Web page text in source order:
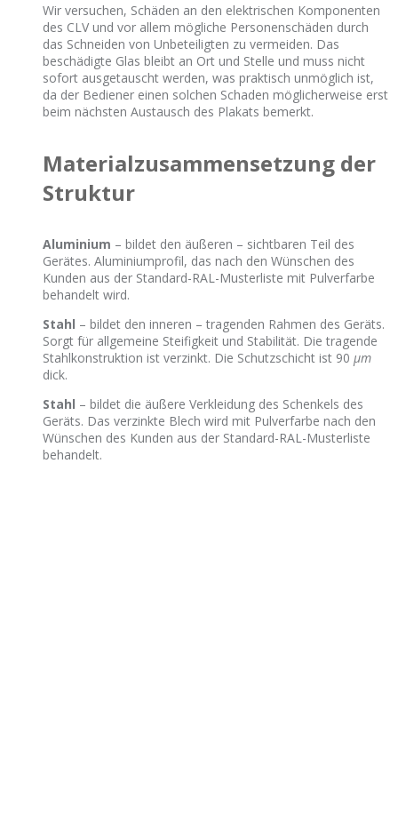
Wir versuchen, Schäden an den elektrischen Komponenten
des CLV und vor allem mögliche Personenschäden durch
das Schneiden von Unbeteiligten zu vermeiden. Das
beschädigte Glas bleibt an Ort und Stelle und muss nicht
sofort ausgetauscht werden, was praktisch unmöglich ist,
da der Bediener einen solchen Schaden möglicherweise erst
beim nächsten Austausch des Plakats bemerkt.
Materialzusammensetzung der
Struktur
Aluminium – bildet den äußeren – sichtbaren Teil des
Gerätes. Aluminiumprofil, das nach den Wünschen des
Kunden aus der Standard-RAL-Musterliste mit Pulverfarbe
behandelt wird.
Stahl – bildet den inneren – tragenden Rahmen des Geräts.
Sorgt für allgemeine Steifigkeit und Stabilität. Die tragende
Stahlkonstruktion ist verzinkt. Die Schutzschicht ist 90 μm
dick.
Stahl – bildet die äußere Verkleidung des Schenkels des
Geräts. Das verzinkte Blech wird mit Pulverfarbe nach den
Wünschen des Kunden aus der Standard-RAL-Musterliste
behandelt.